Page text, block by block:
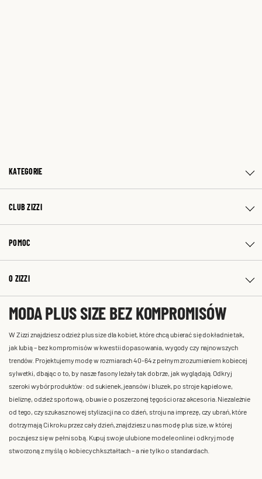
KATEGORIE
CLUB ZIZZI
POMOC
O ZIZZI
MODA PLUS SIZE BEZ KOMPROMISÓW
W Zizzi znajdziesz odzież plus size dla kobiet, które chcą ubierać się dokładnie tak,
jak lubią – bez kompromisów w kwestii dopasowania, wygody czy najnowszych
trendów. Projektujemy modę w rozmiarach 40-64 z pełnym zrozumieniem kobiecej
sylwetki, dbając o to, by nasze fasony leżały tak dobrze, jak wyglądają. Odkryj
szeroki wybór produktów: od sukienek, jeansów i bluzek, po stroje kąpielowe,
bieliznę, odzież sportową, obuwie o poszerzonej tęgości oraz akcesoria. Niezależnie
od tego, czy szukasz nowej stylizacji na co dzień, stroju na imprezę, czy ubrań, które
dotrzymają Ci kroku przez cały dzień, znajdziesz u nas modę plus size, w której
poczujesz się w pełni sobą. Kupuj swoje ulubione modele online i odkryj modę
stworzoną z myślą o kobiecych kształtach – a nie tylko o standardach.